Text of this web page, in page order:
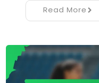
Read More